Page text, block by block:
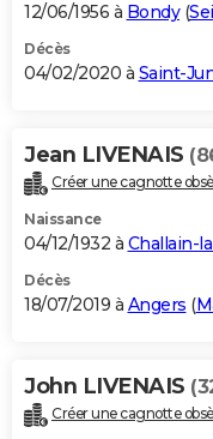
12/06/1956 à Bondy(
Décès
04/02/2020 à Saint-
Jean LIVENAIS
Créer une cagnotte
Naissance
04/12/1932 à Challain-
Décès
18/07/2019 à Angers (
John LIVENAIS
Créer une cagnotte